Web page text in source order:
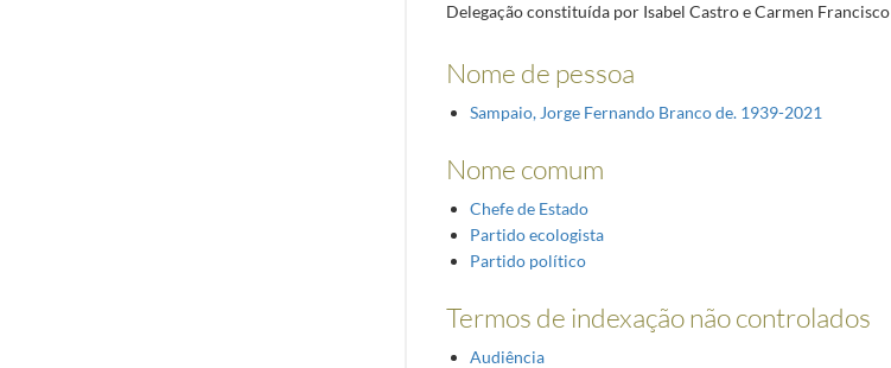
Delegação constituída por Isabel Castro e Carmen Francisco
Nome de pessoa
Sampaio, Jorge Fernando Branco de. 1939-2021
Nome comum
Chefe de Estado
Partido ecologista
Partido político
Termos de indexação não controlados
Audiência